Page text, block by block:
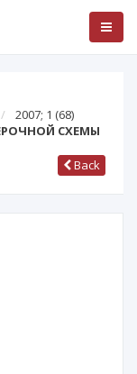
2007; 1 (68)
СХЕМЫ
Back